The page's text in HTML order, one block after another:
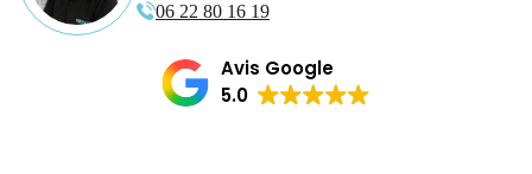
06 22 80 16 19
Avis Google
5.0